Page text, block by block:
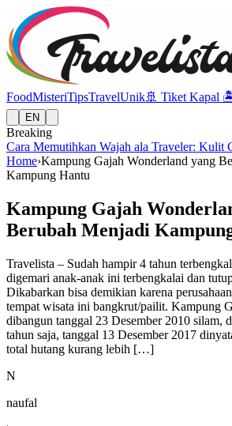
FoodMisteriTipsTravelUnik🚢 Tiket Kapal
EN
Breaking
Cara Memutihkan Wajah ala Traveler:
Home›Kampung Gajah Wonderland yang
Kampung Hantu
Kampung Gajah
Berubah Menjadi
Travelista – Sudah hampir 4 tahun
digemari anak-anak ini terbengkalai dan
Dikabarkan bisa demikian karena
tempat wisata ini bangkrut/pailit. Kampung
dibangun tanggal 23 Desember 2010 silam,
tahun saja, tanggal 13 Desember 2017
total hutang kurang lebih […]
N
naufal